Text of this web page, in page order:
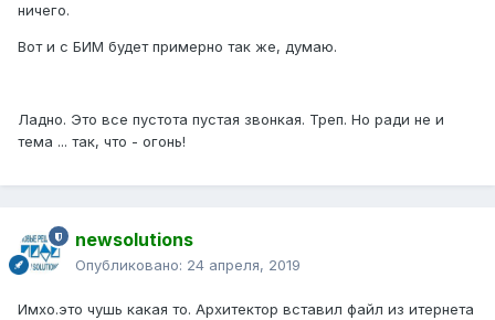
ничего.
Вот и с БИМ будет примерно так же, думаю.
Ладно. Это все пустота пустая звонкая. Треп. Но ради не и
тема ... так, что - огонь!
newsolutions
Опубликовано: 24 апреля, 2019
Имхо.это чушь какая то. Архитектор вставил файл из итернета